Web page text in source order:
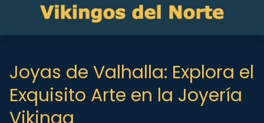
Joyas de Valhalla: Explora el
Exquisito Arte en la Joyería